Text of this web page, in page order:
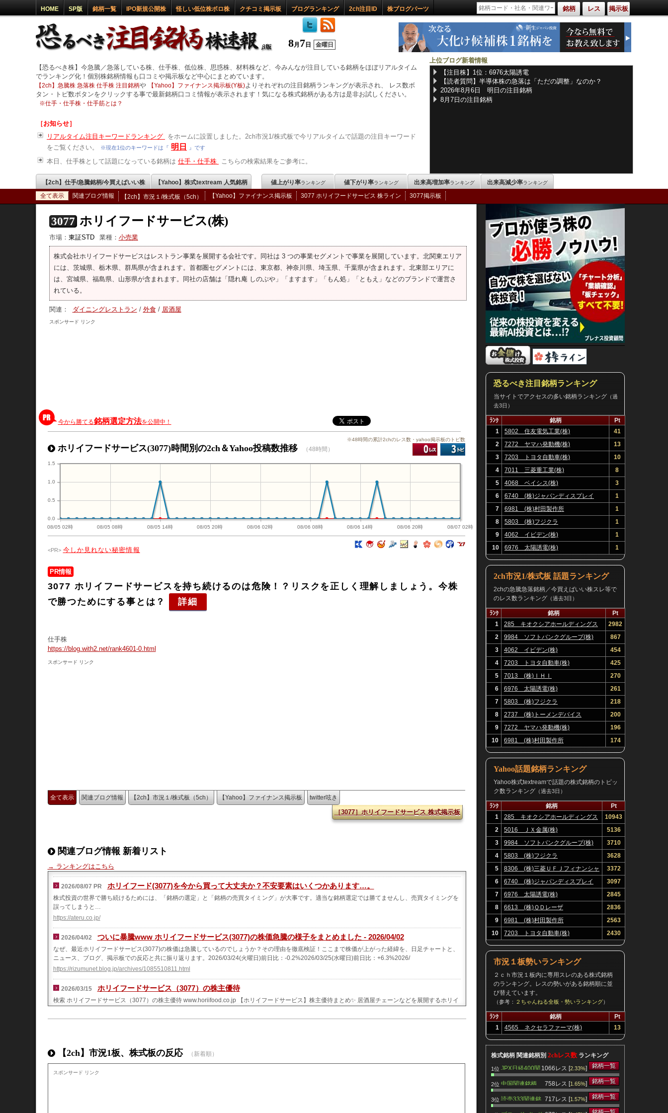
HOME SP版 銘柄一覧 IPO新規公開株 怪しい低位株ボロ株 クチコミ掲示板 ブログランキング 2ch注目ID 株ブログパーツ 銘柄 レス 掲示板
8月 7 日 金曜日
【恐るべき株】今急騰／急落している株、仕手株、低位株、思惑株、材料株など、今みんなが注目している銘柄をほぼリアルタイム
でランキング化！個別株銘柄情報も口コミや掲示板など中心にまとめています。
【2ch】急騰株 急落株 仕手株 注目銘柄や 【Yahoo】ファイナンス掲示板(Y板)よりそれぞれの注目銘柄ランキングが表示され、 レス数ボ
タン・トピ数ボタンをクリックする事で最新銘柄口コミ情報が表示されます！気になる株式銘柄がある方は是非お試しください。
※仕手・仕手株・仕手筋とは？
［お知らせ］
リアルタイム注目キーワードランキング
をホームに設置しました。2ch市況1/株式板で今リアルタイムで話題の注目キーワード
をご覧ください。
※現在1位のキーワードは『 明日 』です
本日、仕手株として話題になっている銘柄は 仕手・仕手株 こちらの検索結果をご参考に。
上位ブログ新着情報
【注目株】1位：6976太陽誘電
【読者質問】半導体株の急落は「ただの調整」なのか？
2026年8月6日 明日の注目銘柄
8月7日の注目銘柄
【2ch】仕手/急騰銘柄/今買えばいい株 【Yahoo】株式textream 人気銘柄 値上がり率ランキング 値下がり率ランキング 出来高増加率ランキング 出来高減少率ランキング
全て表示 関連ブログ情報 【2ch】市況１/株式板（5ch） 【Yahoo】ファイナンス掲示板 3077 ホリイフードサービス 株ライン 3077掲示板
3077 ホリイフードサービス(株)
市場： 東証STD 業種： 小売業
株式会社ホリイフードサービスはレストラン事業を展開する会社です。同社は 3 つの事業セグメントで事業を展開しています。北関東エリア
には、茨城県、栃木県、群馬県が含まれます。首都圏セグメントには、東京都、神奈川県、埼玉県、千葉県が含まれます。北東部エリアに
は、宮城県、福島県、山形県が含まれます。同社の店舗は「隠れ庵 しのぶや」「ますます」「もん処」「ともえ」などのブランドで運営さ
れている。
関連： ダイニングレストラン / 外食 / 居酒屋
スポンサード リンク
今から勝てる銘柄選定方法を公開中！
ホリイフードサービス(3077)時間別の2ch＆Yahoo投稿数推移 （48時間）
※48時間の累計2chのレス数・yahoo掲示板のトピ数
08/05 02時 08/05 08時 08/05 14時 08/05 20時 08/06 02時 08/06 08時 08/06 14時 08/06 20時 08/07 02時
0.0
0.5
1.0
1.5
今しか見れない秘密情報
PR情報
3077 ホリイフードサービスを持ち続けるのは危険！？リスクを正しく理解しましょう。今株
で勝つためにする事とは？
詳細
仕手株
https://blog.with2.net/rank4601-0.html
スポンサード リンク
全て表示 関連ブログ情報 【2ch】市況１/株式板（5ch） 【Yahoo】ファイナンス掲示板 twitter呟き
［3077］ホリイフードサービス 株式掲示板
関連ブログ情報 新着リスト
→ ランキングはこちら
2026/08/07 PR ホリイフード(3077)を今から買って大丈夫か？不安要素はいくつかあります…。
株式投資の世界で勝ち続けるためには、「銘柄の選定」と「銘柄の売買タイミング」が大事です。適当な銘柄選定では勝てませんし、売買タイミングを
誤ってしまうと…
https://ateru.co.jp/
2026/04/02 ついに暴騰www ホリイフードサービス(3077)の株価急騰の様子をまとめました - 2026/04/02
なぜ、最近ホリイフードサービス(3077)の株価は急騰しているのでしょうか？その理由を徹底検証！ここまで株価が上がった経緯を、日足チャートと、
ニュース、ブログ、掲示板での反応と共に振り返ります。2026/03/24(火曜日)前日比：-0.2%2026/03/25(水曜日)前日比：+6.3%2026/
https://rizumunet.blog.jp/archives/1085510811.html
2026/03/15 ホリイフードサービス（3077）の株主優待
検索 ホリイフードサービス（3077）の株主優待 www.horiifood.co.jp 【ホリイフードサービス】株主優待まとめ✨ 居酒屋チェーンなどを展開するホリイ
容になっています。 基本情報 権利確定日：11月末日 単元株数：100株 優待の種類：ギフトカード・食事券 ※優待対象は 500株以上 株主優待の内容 以
2026/03/11 株主優待情報・ホリイフードサービス
ホリイフードサービス（銘柄コード：3077） 更新日3/4 ーーーーーーーーーーーーーーーーーーー ① どんな企業か ◆ 事業内容 … 茨城県水戸市を拠点
【2ch】市況1板、株式板の反応 （新着順）
スポンサード リンク
恐るべき注目銘柄ランキング
当サイトでアクセスの多い銘柄ランキング（過
去3日）
ﾗﾝｸ 銘柄
Pt
1
5802 住友電気工業(株)
41
2
7272 ヤマハ発動機(株)
13
3
7203 トヨタ自動車(株)
10
4
7011 三菱重工業(株)
8
5
4068 ベイシス(株)
3
6
6740 (株)ジャパンディスプレイ
1
7
6981 (株)村田製作所
1
8
5803 (株)フジクラ
1
9
4062 イビデン(株)
1
10
6976 太陽誘電(株) 1
2ch市況1/株式板 話題ランキング
2chの急騰急落銘柄／今買えばいい株スレ等で
のレス数ランキング（過去3日）
ﾗﾝｸ 銘柄
Pt
1
285 キオクシアホールディングス
(株)
2982
2
9984 ソフトバンクグループ(株)
867
3
4062 イビデン(株)
454
4
7203 トヨタ自動車(株)
425
5
7013 (株)ＩＨＩ
270
6
6976 太陽誘電(株)
261
7
5803 (株)フジクラ
218
8
2737 (株)トーメンデバイス
200
9
7272 ヤマハ発動機(株)
196
10
6981 (株)村田製作所 174
Yahoo話題銘柄ランキング
Yahoo株式textreamで話題の株式銘柄のトピッ
ク数ランキング（過去3日）
ﾗﾝｸ 銘柄
Pt
1
285 キオクシアホールディングス
(株)
10943
2
5016 ＪＸ金属(株)
5136
3
9984 ソフトバンクグループ(株)
3710
4
5803 (株)フジクラ
3628
5
8306 (株)三菱ＵＦＪフィナンシャ
ル・グループ
3372
6
6740 (株)ジャパンディスプレイ
3097
7
6976 太陽誘電(株)
2845
8
6613 (株)ＱＤレーザ
2836
9
6981 (株)村田製作所
2563
10
7203 トヨタ自動車(株) 2430
市況１板勢いランキング
２ｃｈ市況１板内に専用スレのある株式銘柄
のランキング。レスの勢いがある銘柄順に並
び替えています。
（参考：２ちゃんねる全板・勢いランキング）
ﾗﾝｸ 銘柄
Pt
1
4565 ネクセラファーマ(株) 13
株式銘柄 関連銘柄別 2chレス数 ランキング
1位 JPX日経400関
連銘柄
1066レス [2.33%] 銘柄一覧
2位 中国関連銘柄 758レス [1.65%] 銘柄一覧
3位 読売333関連銘
柄
717レス [1.57%] 銘柄一覧